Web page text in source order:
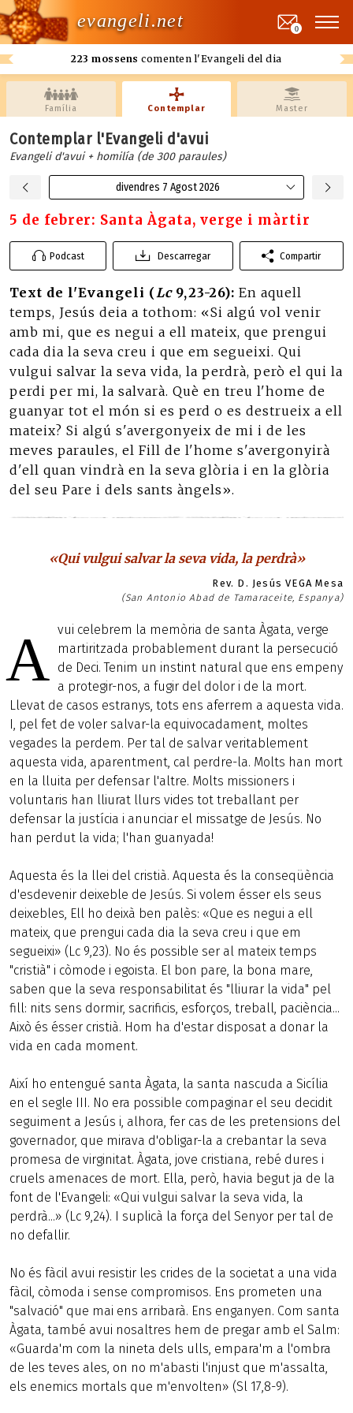
evangeli.net
223 mossens comenten l'Evangeli del dia
0
Família Contemplar Master
Contemplar l'Evangeli d'avui
Evangeli d'avui + homilía (de 300 paraules)
divendres 7 Agost 2026
5 de febrer: Santa Àgata, verge i màrtir
Podcast Descarregar Compartir
Text de l'Evangeli (Lc9,23-26): En aquell
temps, Jesús deia a tothom: «Si algú vol venir
amb mi, que es negui a ell mateix, que prengui
cada dia la seva creu i que em segueixi. Qui
vulgui salvar la seva vida, la perdrà, però el qui la
perdi per mi, la salvarà. Què en treu l'home de
guanyar tot el món si es perd o es destrueix a ell
mateix? Si algú s'avergonyeix de mi i de les
meves paraules, el Fill de l'home s'avergonyirà
d'ell quan vindrà en la seva glòria i en la glòria
del seu Pare i dels sants àngels».
«Qui vulgui salvar la seva vida, la perdrà»
Rev. D. Jesús VEGA Mesa
(San Antonio Abad de Tamaraceite, Espanya)
A vui celebrem la memòria de santa Àgata, verge
martiritzada probablement durant la persecució
de Deci. Tenim un instint natural que ens empeny
a protegir-nos, a fugir del dolor i de la mort.
Llevat de casos estranys, tots ens aferrem a aquesta vida.
I, pel fet de voler salvar-la equivocadament, moltes
vegades la perdem. Per tal de salvar veritablement
aquesta vida, aparentment, cal perdre-la. Molts han mort
en la lluita per defensar l'altre. Molts missioners i
voluntaris han lliurat llurs vides tot treballant per
defensar la justícia i anunciar el missatge de Jesús. No
han perdut la vida; l'han guanyada!
Aquesta és la llei del cristià. Aquesta és la conseqüència
d'esdevenir deixeble de Jesús. Si volem ésser els seus
deixebles, Ell ho deixà ben palès: «Que es negui a ell
mateix, que prengui cada dia la seva creu i que em
segueixi» (Lc 9,23). No és possible ser al mateix temps
"cristià" i còmode i egoista. El bon pare, la bona mare,
saben que la seva responsabilitat és "lliurar la vida" pel
fill: nits sens dormir, sacrificis, esforços, treball, paciència...
Això és ésser cristià. Hom ha d'estar disposat a donar la
vida en cada moment.
Així ho entengué santa Àgata, la santa nascuda a Sicília
en el segle III. No era possible compaginar el seu decidit
seguiment a Jesús i, alhora, fer cas de les pretensions del
governador, que mirava d'obligar-la a crebantar la seva
promesa de virginitat. Àgata, jove cristiana, rebé dures i
cruels amenaces de mort. Ella, però, havia begut ja de la
font de l'Evangeli: «Qui vulgui salvar la seva vida, la
perdrà...» (Lc 9,24). I suplicà la força del Senyor per tal de
no defallir.
No és fàcil avui resistir les crides de la societat a una vida
fàcil, còmoda i sense compromisos. Ens prometen una
"salvació" que mai ens arribarà. Ens enganyen. Com santa
Àgata, també avui nosaltres hem de pregar amb el Salm:
«Guarda'm com la nineta dels ulls, empara'm a l'ombra
de les teves ales, on no m'abasti l'injust que m'assalta,
els enemics mortals que m'envolten» (Sl 17,8-9).